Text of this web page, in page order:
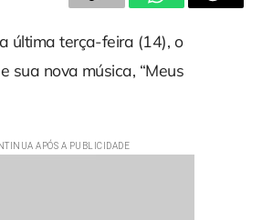
última terça-feira (14), o
sua nova música, “Meus